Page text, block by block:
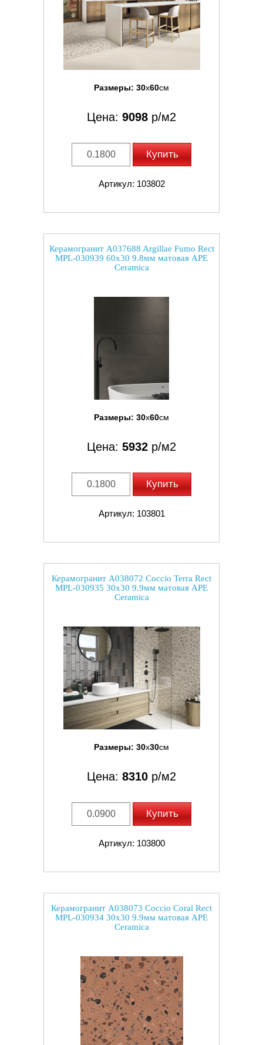
Размеры: 30x60см
Цена: 9098 р/м2
Купить
Артикул: 103802
Керамогранит A037688 Argillae Fumo Rect
MPL-030939 60x30 9.8мм матовая APE
Ceramica
Размеры: 30x60см
Цена: 5932 р/м2
Купить
Артикул: 103801
Керамогранит A038072 Coccio Terra Rect
MPL-030935 30x30 9.9мм матовая APE
Ceramica
Размеры: 30x30см
Цена: 8310 р/м2
Купить
Артикул: 103800
Керамогранит A038073 Coccio Coral Rect
MPL-030934 30x30 9.9мм матовая APE
Ceramica